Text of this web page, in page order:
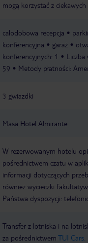
mogą korzystać z
całodobowa recepcja
konferencyjna
garaż
konferencyjnych: 1
Liczba
59
Metody płatności:
3 gwiazdki
Masa Hotel Almirante
W rezerwowanym hotelu
pośrednictwem czatu w
informacji dotyczących
również wycieczki
Państwa dyspozycji:
Transfer z lotniska i na
za pośrednictwem TUI Cars.